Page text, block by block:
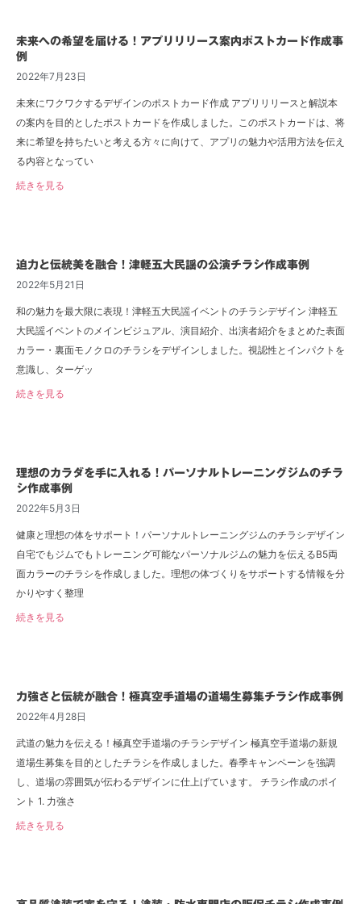
未来への希望を届ける！アプリリリース案内ポストカード作成事
例
2022年7月23日
未来にワクワクするデザインのポストカード作成 アプリリリースと解説本
の案内を目的としたポストカードを作成しました。このポストカードは、将
来に希望を持ちたいと考える方々に向けて、アプリの魅力や活用方法を伝え
る内容となってい
続きを見る
迫力と伝統美を融合！津軽五大民謡の公演チラシ作成事例
2022年5月21日
和の魅力を最大限に表現！津軽五大民謡イベントのチラシデザイン 津軽五
大民謡イベントのメインビジュアル、演目紹介、出演者紹介をまとめた表面
カラー・裏面モノクロのチラシをデザインしました。視認性とインパクトを
意識し、ターゲッ
続きを見る
理想のカラダを手に入れる！パーソナルトレーニングジムのチラ
シ作成事例
2022年5月3日
健康と理想の体をサポート！パーソナルトレーニングジムのチラシデザイン
自宅でもジムでもトレーニング可能なパーソナルジムの魅力を伝えるB5両
面カラーのチラシを作成しました。理想の体づくりをサポートする情報を分
かりやすく整理
続きを見る
力強さと伝統が融合！極真空手道場の道場生募集チラシ作成事例
2022年4月28日
武道の魅力を伝える！極真空手道場のチラシデザイン 極真空手道場の新規
道場生募集を目的としたチラシを作成しました。春季キャンペーンを強調
し、道場の雰囲気が伝わるデザインに仕上げています。 チラシ作成のポイ
ント 1. 力強さ
続きを見る